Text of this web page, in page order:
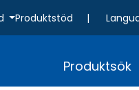
Produktstöd |
Produktsök